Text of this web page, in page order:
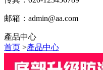
邮箱： admin@aa.com
產品中心
首页 >產品中心